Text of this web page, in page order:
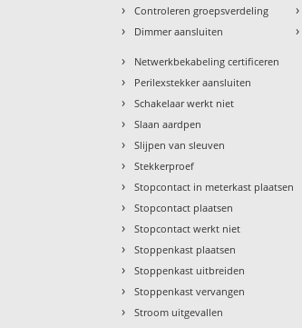
› Controleren groepsverdeling
› Dimmer aansluiten
›
›
› Netwerkbekabeling certificeren
› Perilexstekker aansluiten
› Schakelaar werkt niet
› Slaan aardpen
› Slijpen van sleuven
› Stekkerproef
› Stopcontact in meterkast plaatsen
› Stopcontact plaatsen
› Stopcontact werkt niet
› Stoppenkast plaatsen
› Stoppenkast uitbreiden
› Stoppenkast vervangen
› Stroom uitgevallen